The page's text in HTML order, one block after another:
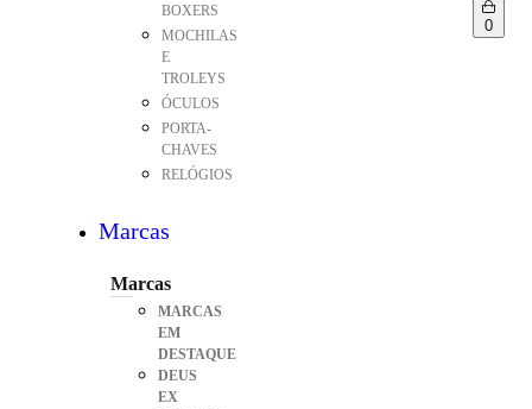
BOXERS
MOCHILAS
E
TROLEYS
ÓCULOS
PORTA-
CHAVES
RELÓGIOS
Marcas
Marcas
MARCAS
EM
DESTAQUE
DEUS
EX
0